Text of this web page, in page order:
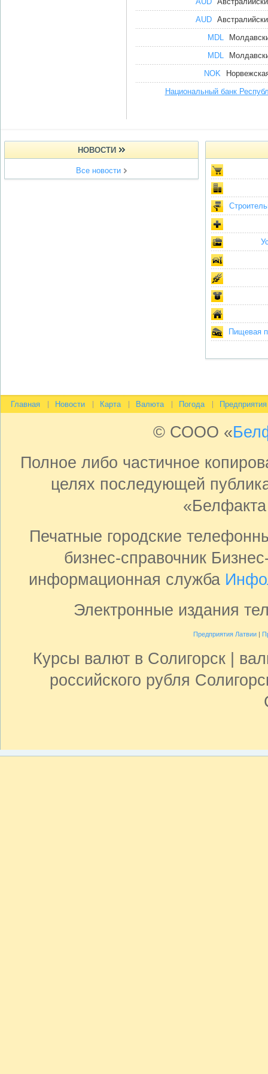
AUD
MDL
MDL
NOK
Национальный банк
НОВОСТИ
Все новости
Пищевая
Главная Новости Карта Валюта Погода Предприятия
© СООО «
Полное либо частичное
целях последующей
Печатные городские
бизнес-справочник
информационная служба
Электронные издания
Предприятия Латвии|
Курсы валют в Солигорск |
российского рубля